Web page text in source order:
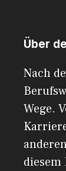
Über
Nach
Wege.
diesem